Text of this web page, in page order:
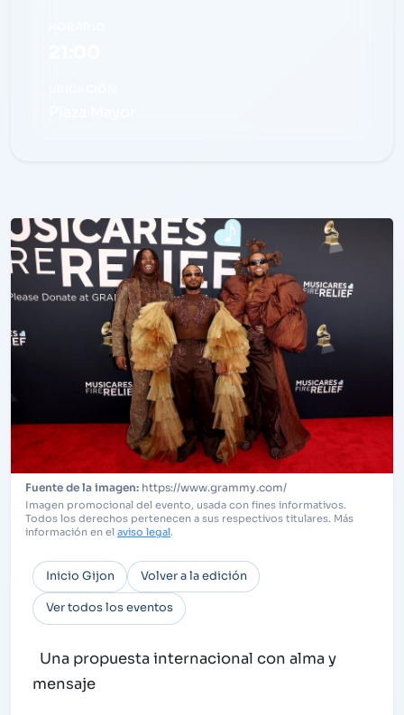
https://www.grammy.com/
Imagen promocional del evento, usada con fines informativos.
Todos los derechos pertenecen a sus respectivos titulares. Más
información en el aviso legal.
Inicio Gijon Volver a la edición
Ver todos los eventos
Una propuesta internacional con alma y
mensaje